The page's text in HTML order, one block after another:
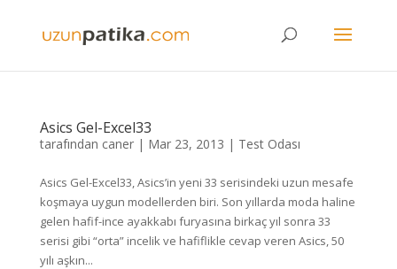
Asics Gel-Excel33
tarafından caner| Mar 23, 2013 | Test Odası
Asics Gel-Excel33, Asics’in yeni 33 serisindeki uzun mesafe
koşmaya uygun modellerden biri. Son yıllarda moda haline
gelen hafif-ince ayakkabı furyasına birkaç yıl sonra 33
serisi gibi “orta” incelik ve hafiflikle cevap veren Asics, 50
yılı aşkın...